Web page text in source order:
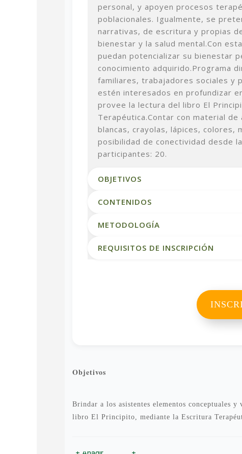
personal, y apoyen procesos
poblacionales. Igualmente, se
narrativas, de escritura y propias
bienestar y la salud mental.Con
puedan potencializar su bienestar
conocimiento adquirido.Programa
familiares, trabajadores sociales y
estén interesados en profundizar
provee la lectura del libro El
Terapéutica.Contar con material
blancas, crayolas, lápices, colores,
posibilidad de conectividad desde
participantes: 20.
OBJETIVOS
CONTENIDOS
METODOLOGÍA
REQUISITOS DE INSCRIPCIÓN
Objetivos
Brindar a los asistentes elementos conceptuales
libro El Principito, mediante la Escritura